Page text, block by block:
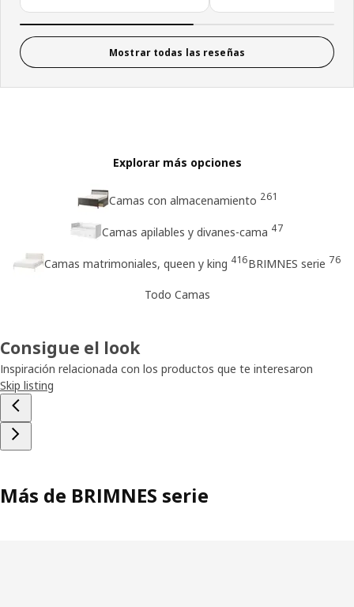
Mostrar todas las reseñas
Explorar más opciones
Camas con almacenamiento 261
Camas apilables y divanes-cama 47
Camas matrimoniales, queen y king 416BRIMNES serie 76
Todo Camas
Consigue el look
Inspiración relacionada con los productos que te interesaron
Skip listing
Más de BRIMNES serie